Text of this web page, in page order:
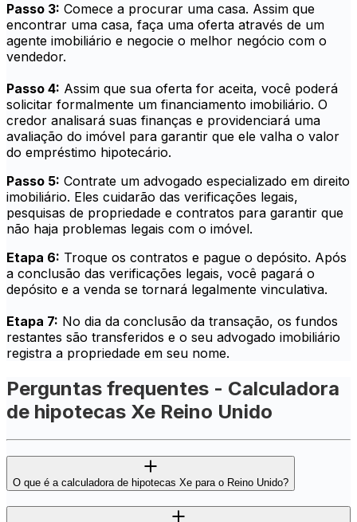
Passo 3: Comece a procurar uma casa. Assim que
encontrar uma casa, faça uma oferta através de um
agente imobiliário e negocie o melhor negócio com o
vendedor.
Passo 4: Assim que sua oferta for aceita, você poderá
solicitar formalmente um financiamento imobiliário. O
credor analisará suas finanças e providenciará uma
avaliação do imóvel para garantir que ele valha o valor
do empréstimo hipotecário.
Passo 5: Contrate um advogado especializado em direito
imobiliário. Eles cuidarão das verificações legais,
pesquisas de propriedade e contratos para garantir que
não haja problemas legais com o imóvel.
Etapa 6: Troque os contratos e pague o depósito. Após
a conclusão das verificações legais, você pagará o
depósito e a venda se tornará legalmente vinculativa.
Etapa 7: No dia da conclusão da transação, os fundos
restantes são transferidos e o seu advogado imobiliário
registra a propriedade em seu nome.
Perguntas frequentes - Calculadora
de hipotecas Xe Reino Unido
O que é a calculadora de hipotecas Xe para o Reino Unido?